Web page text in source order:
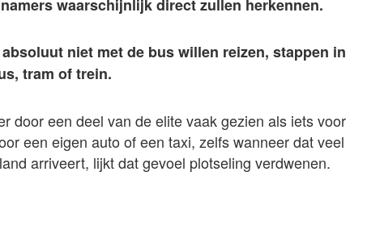
waarschijnlijk direct zullen herkennen.
niet met de bus willen reizen, stappen in
tram of trein.
door een deel van de elite vaak gezien als iets voor
een eigen auto of een taxi, zelfs wanneer dat veel
arriveert, lijkt dat gevoel plotseling verdwenen.